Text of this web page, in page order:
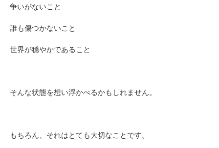
争いがないこと
誰も傷つかないこと
世界が穏やかであること
そんな状態を想い浮かべるかもしれません。
もちろん、それはとても大切なことです。